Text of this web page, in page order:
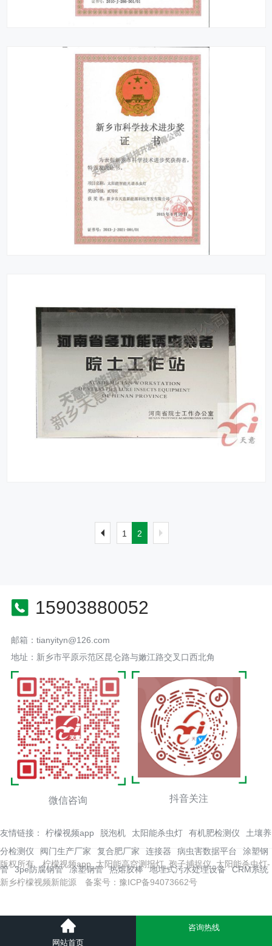
1 2
15903880052
邮箱：tianyityn@126.com
地址：新乡市平原示范区昆仑路与嫩江路交叉口西北角
微信咨询 抖音关注
友情链接： 柠檬视频app 脱泡机 太阳能杀虫灯 有机肥检测仪
土壤养
分检测仪
阀门生产厂家 复合肥厂家 连接器 病虫害数据平台
涂塑钢
管
3pe防腐钢管 凃塑钢管 热熔胶棒 地埋式污水处理设备 CRM系统
版权所有 柠檬视频app_太阳能高空测报灯_孢子捕捉仪_太阳能杀虫灯-
新乡柠檬视频新能源 备案号：豫ICP备94073662号
网站首页
咨询热线